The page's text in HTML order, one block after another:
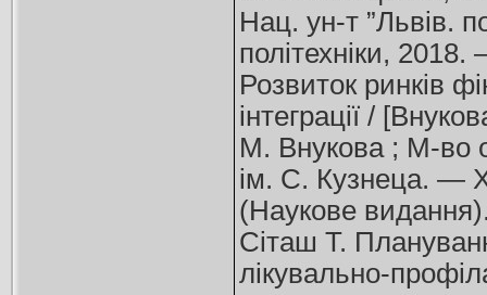
Нац. ун-т ”Львів.
політехніки,
Розвиток ринків
інтеграції /
М. Внукова ; М-во
ім. С. Кузнеца. —
(Наукове
Сіташ Т.
лікувально-